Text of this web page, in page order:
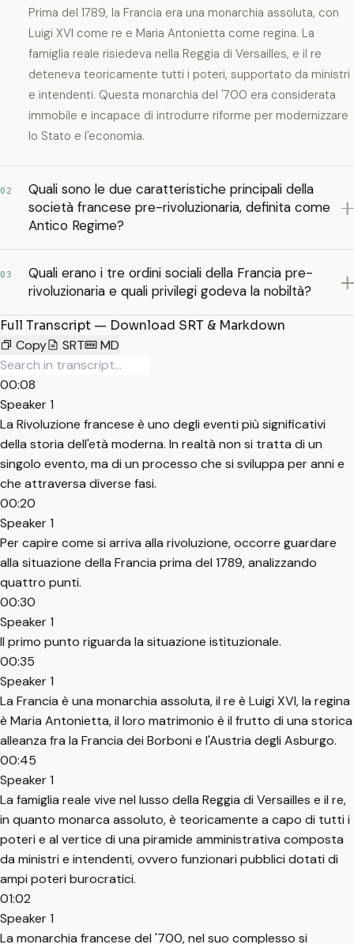
Prima del 1789, la Francia era una monarchia assoluta, con
Luigi XVI come re e Maria Antonietta come regina. La
famiglia reale risiedeva nella Reggia di Versailles, e il re
deteneva teoricamente tutti i poteri, supportato da ministri
e intendenti. Questa monarchia del '700 era considerata
immobile e incapace di introdurre riforme per modernizzare
lo Stato e l'economia.
02
Quali sono le due caratteristiche principali della
società francese pre-rivoluzionaria, definita come
Antico Regime?
03
Quali erano i tre ordini sociali della Francia pre-
rivoluzionaria e quali privilegi godeva la nobiltà?
Full Transcript — Download SRT & Markdown
Copy
SRT MD
00:08
Speaker 1
La Rivoluzione francese è uno degli eventi più significativi
della storia dell'età moderna. In realtà non si tratta di un
singolo evento, ma di un processo che si sviluppa per anni e
che attraversa diverse fasi.
00:20
Speaker 1
Per capire come si arriva alla rivoluzione, occorre guardare
alla situazione della Francia prima del 1789, analizzando
quattro punti.
00:30
Speaker 1
Il primo punto riguarda la situazione istituzionale.
00:35
Speaker 1
La Francia è una monarchia assoluta, il re è Luigi XVI, la regina
è Maria Antonietta, il loro matrimonio è il frutto di una storica
alleanza fra la Francia dei Borboni e l'Austria degli Asburgo.
00:45
Speaker 1
La famiglia reale vive nel lusso della Reggia di Versailles e il re,
in quanto monarca assoluto, è teoricamente a capo di tutti i
poteri e al vertice di una piramide amministrativa composta
da ministri e intendenti, ovvero funzionari pubblici dotati di
ampi poteri burocratici.
01:02
Speaker 1
La monarchia francese del '700, nel suo complesso si